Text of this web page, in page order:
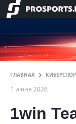
ГЛАВНАЯ
1 июня 2026
1win